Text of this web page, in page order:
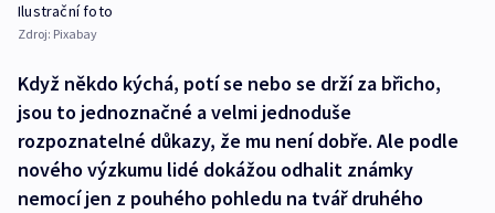
Ilustrační foto
Zdroj: Pixabay
Když někdo kýchá, potí se nebo se drží za břicho,
jsou to jednoznačné a velmi jednoduše
rozpoznatelné důkazy, že mu není dobře. Ale podle
nového výzkumu lidé dokážou odhalit známky
nemocí jen z pouhého pohledu na tvář druhého